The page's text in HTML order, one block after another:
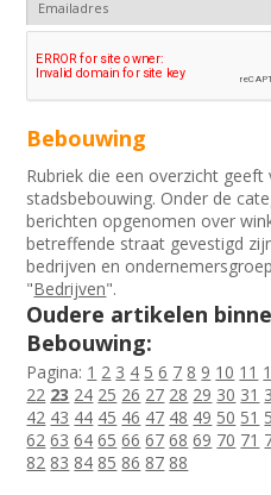
Bebouwing
Rubriek die een overzicht
stadsbebouwing. Onder de
berichten opgenomen over
betreffende straat gevestigd
bedrijven en
"Bedrijven".
Oudere artikelen
Bebouwing:
Pagina: 1 2 3 4 5 6 7 8 9 10 11
22 23 24 25 26 27 28 29 30 31
42 43 44 45 46 47 48 49 50 51
62 63 64 65 66 67 68 69 70 71
82 83 84 85 86 87 88